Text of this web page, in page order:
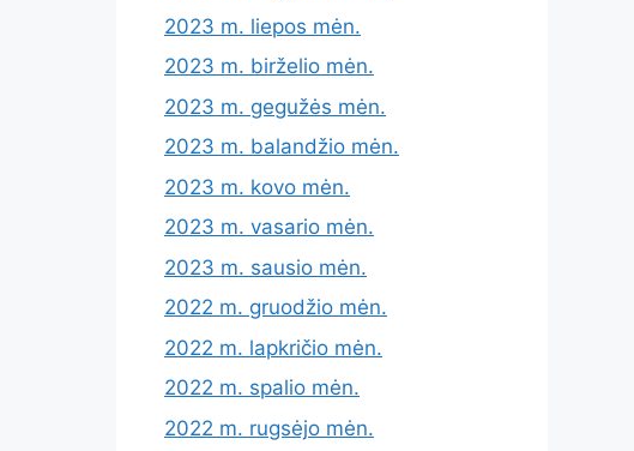
2023 m. liepos mėn.
2023 m. birželio mėn.
2023 m. gegužės mėn.
2023 m. balandžio mėn.
2023 m. kovo mėn.
2023 m. vasario mėn.
2023 m. sausio mėn.
2022 m. gruodžio mėn.
2022 m. lapkričio mėn.
2022 m. spalio mėn.
2022 m. rugsėjo mėn.